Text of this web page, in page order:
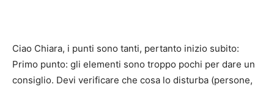
Ciao Chiara, i punti sono tanti, pertanto inizio subito:
Primo punto: gli elementi sono troppo pochi per dare un
consiglio. Devi verificare che cosa lo disturba (persone,